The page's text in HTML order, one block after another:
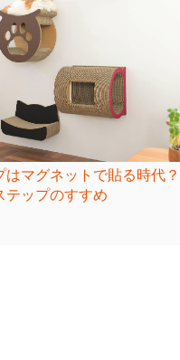
はマグネットで貼る時代
テップのすすめ